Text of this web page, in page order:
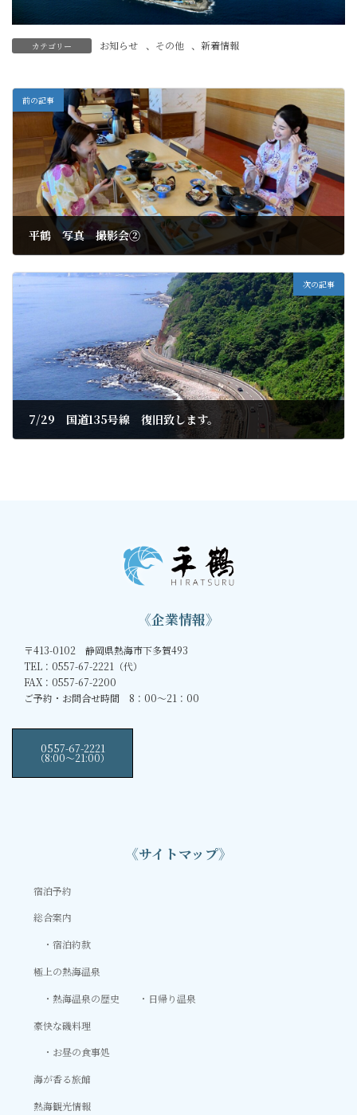
カテゴリー お知らせ 、 その他 、新着情報
前の記事
平鶴 写真 撮影会②
次の記事
7/29 国道135号線 復旧致します。
《企業情報》
〒413-0102 静岡県熱海市下多賀493
TEL：0557-67-2221（代）
FAX：0557-67-2200
ご予約・お問合せ時間 8：00～21：00
0557-67-2221
（8:00〜21:00）
《サイトマップ》
宿泊予約
総合案内
宿泊約款
極上の熱海温泉
熱海温泉の歴史
日帰り温泉
豪快な磯料理
お昼の食事処
海が香る旅館
熱海観光情報